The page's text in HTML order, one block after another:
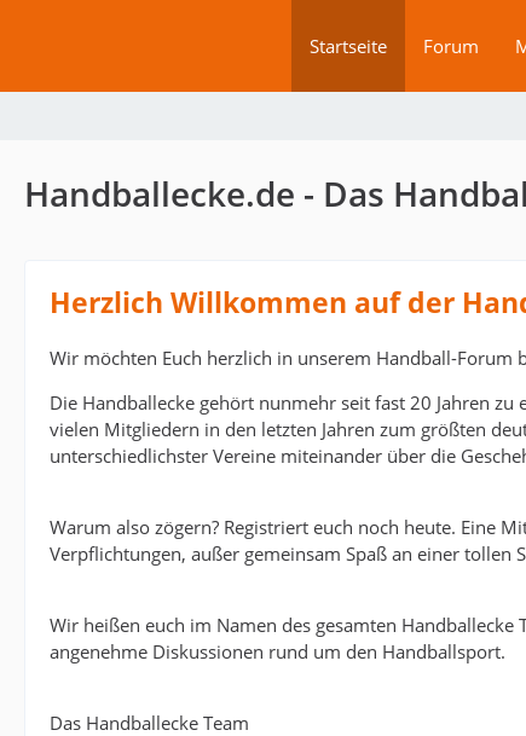
Startseite Forum
Handballecke.de - Das
Herzlich Willkommen auf der
Wir möchten Euch herzlich in unserem Handball-Forum
Die Handballecke gehört nunmehr seit fast 20 Jahren
vielen Mitgliedern in den letzten Jahren zum größten
unterschiedlichster Vereine miteinander über die
Warum also zögern? Registriert euch noch heute. Eine
Verpflichtungen, außer gemeinsam Spaß an einer tollen
Wir heißen euch im Namen des gesamten
angenehme Diskussionen rund um den Handballsport.
Das Handballecke Team